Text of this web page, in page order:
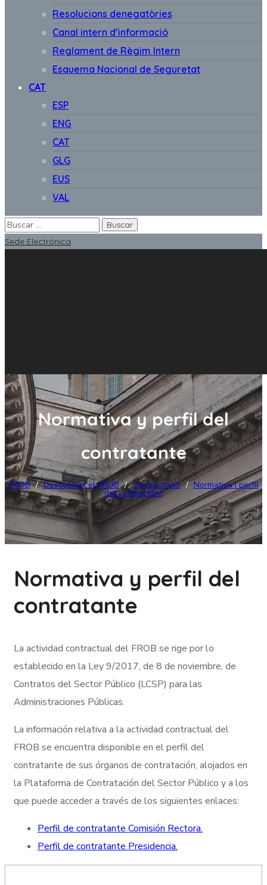
Resolucions denegatòries
Canal intern d’informació
Reglament de Règim Intern
Esquema Nacional de Seguretat
CAT
ESP
ENG
CAT
GLG
EUS
VAL
Sede Electrónica
Normativa y perfil del
contratante
FROB / Descobreix el FROB / Contractació / Normativa i perfil
del contractant
Normativa y perfil del
contratante
La actividad contractual del FROB se rige por lo
establecido en la Ley 9/2017, de 8 de noviembre, de
Contratos del Sector Público (LCSP) para las
Administraciones Públicas.
La información relativa a la actividad contractual del
FROB se encuentra disponible en el perfil del
contratante de sus órganos de contratación, alojados en
la Plataforma de Contratación del Sector Público y a los
que puede acceder a través de los siguientes enlaces:
Perfil de contratante Comisión Rectora.
Perfil de contratante Presidencia.